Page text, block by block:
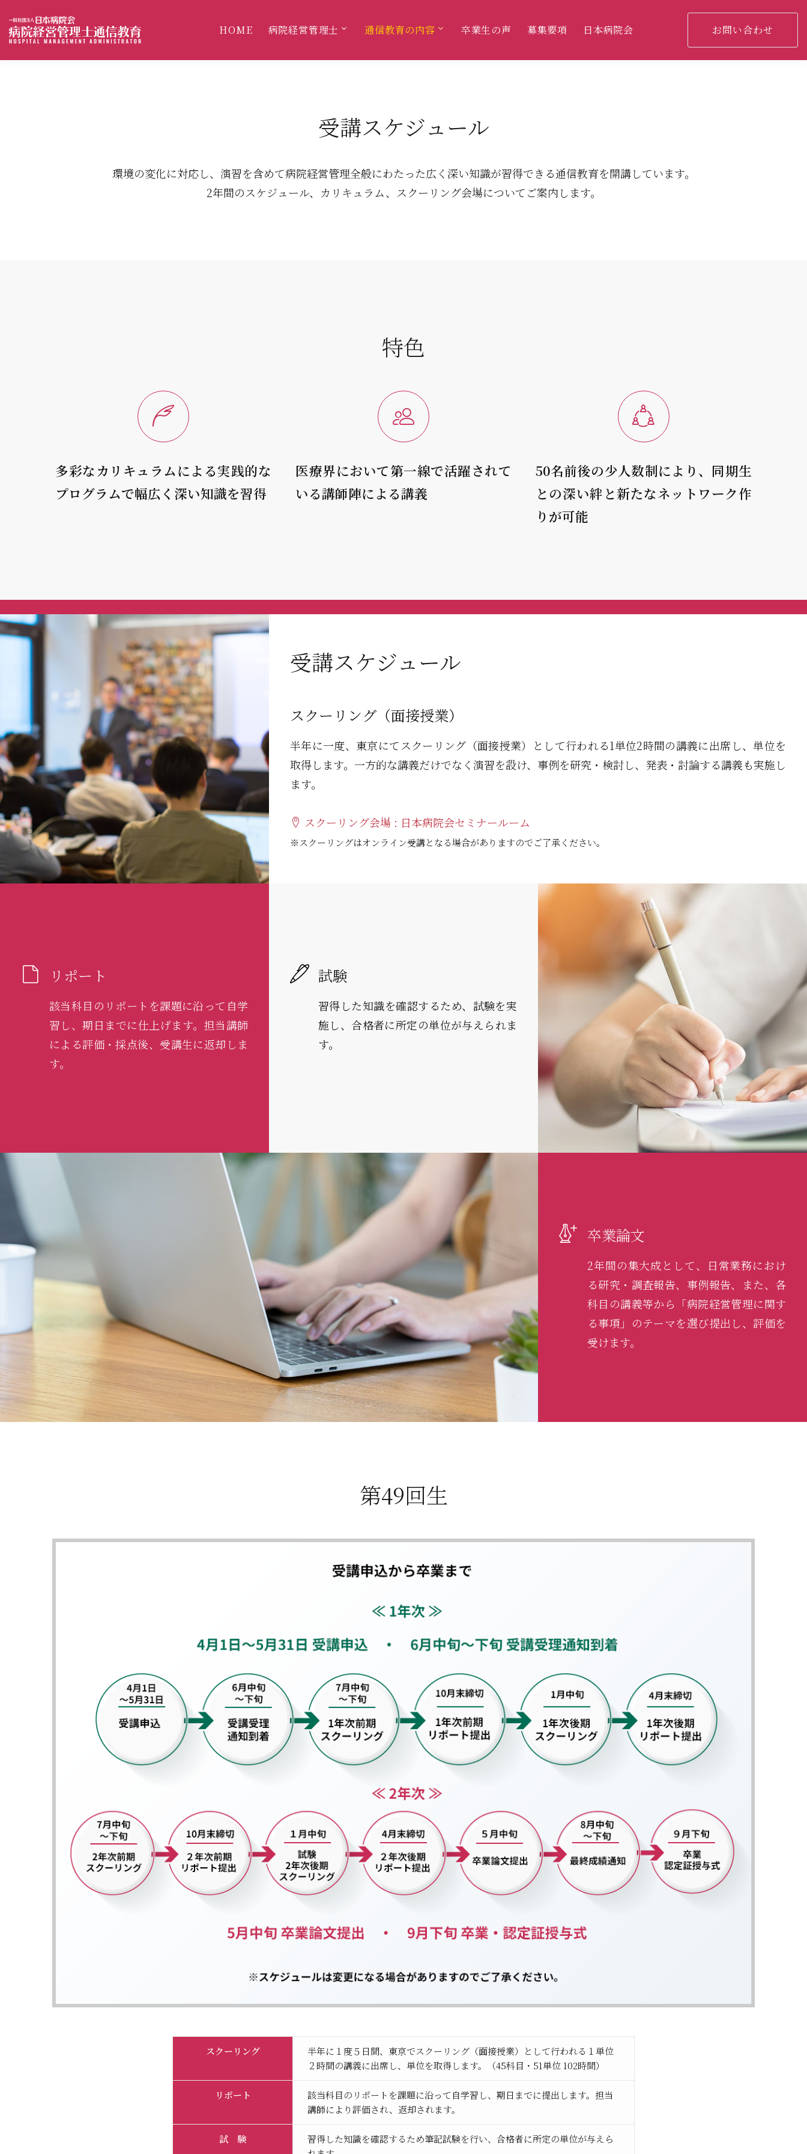
お問い合わせ
HOME 病院経営管理士 通信教育の内容 卒業生の声 募集要項 日本病院会
受講スケジュール
環境の変化に対応し、 演習を含めて病院経営管理全般にわたった広く深い知識が習得できる通信教育を開講しています。
2年間のスケジュール、カリキュラム、 スクーリング会場についてご案内します。
特色
多彩なカリキュラムによる実践的な
プログラムで幅広く深い知識を習得
医療界において第一線で活躍されて
いる講師陣による講義
50名前後の少人数制により、同期生
との深い絆と新たなネットワーク作
りが可能
受講スケジュール
スクーリング（面接授業）
半年に一度、東京にてスクーリング（面接授業）として行われる1単位2時間の講義に出席し、単位を
取得します。一方的な講義だけでなく演習を設け、事例を研究・検討し、発表・討論する講義も実施し
ます。
スクーリング会場 : 日本病院会セミナールーム
※スクーリングはオンライン受講となる場合がありますのでご了承ください。
リポート
該当科目のリポートを課題に沿って自学
習し、期日までに仕上げます。担当講師
による評価・採点後、受講生に返却しま
す。
試験
習得した知識を確認するため、試験を実
施し、合格者に所定の単位が与えられま
す。
卒業論文
2年間の集大成として、日常業務におけ
る研究・調査報告、事例報告、また、各
科目の講義等から「病院経営管理に関す
る事項」のテーマを選び提出し、評価を
受けます。
第49回生
スクーリング
半年に１度５日間、東京でスクーリング（面接授業）として行われる１単位
２時間の講義に出席し、単位を取得します。（45科目・51単位 102時間）
リポート
該当科目のリポートを課題に沿って自学習し、期日までに提出します。担当
講師により評価され、返却されます。
試 験
習得した知識を確認するため筆記試験を行い、合格者に所定の単位が与えら